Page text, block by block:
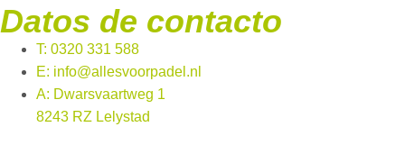
Datos de contacto
T: 0320 331 588
E: info@allesvoorpadel.nl
A: Dwarsvaartweg 1
8243 RZ Lelystad